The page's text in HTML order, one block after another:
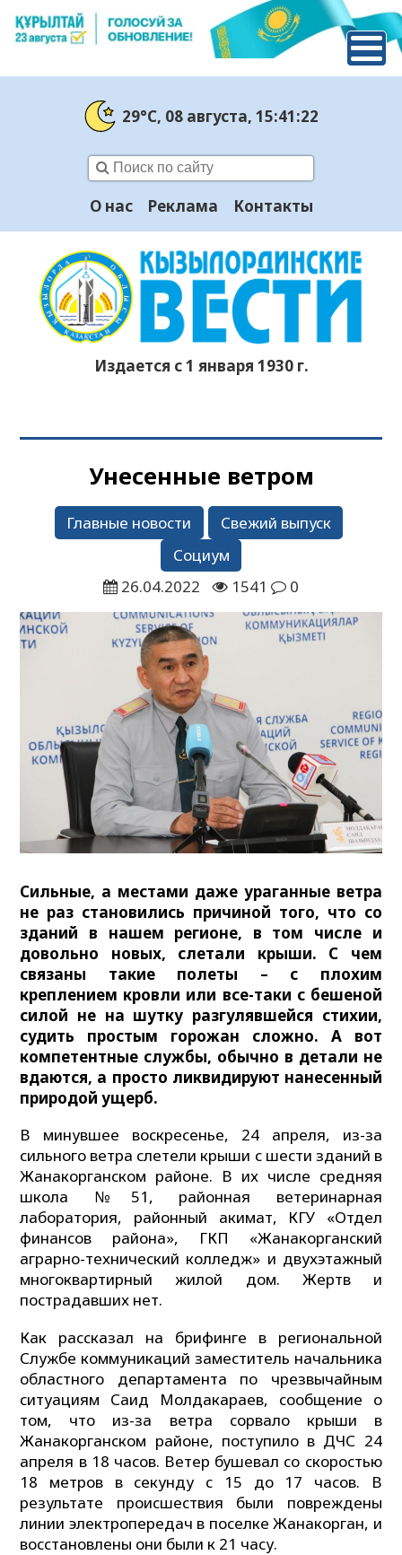
29°C, 08 августа, 15:41:22
О нас Реклама Контакты
Издается с 1 января 1930 г.
Унесенные ветром
Главные новости
Свежий выпуск
Социум
26.04.2022
1541 0
Сильные, а местами даже ураганные ветра
не раз становились причиной того, что со
зданий в нашем регионе, в том числе и
довольно новых, слетали крыши. С чем
связаны такие полеты – с плохим
креплением кровли или все-таки с бешеной
силой не на шутку разгулявшейся стихии,
судить простым горожан сложно. А вот
компетентные службы, обычно в детали не
вдаются, а просто ликвидируют нанесенный
природой ущерб.
В минувшее воскресенье, 24 апреля, из-за
сильного ветра слетели крыши с шести зданий в
Жанакорганском районе. В их числе средняя
школа №51, районная ветеринарная
лаборатория, районный акимат, КГУ «Отдел
финансов района», ГКП «Жанакорганский
аграрно-технический колледж» и двухэтажный
многоквартирный жилой дом. Жертв и
пострадавших нет.
Как рассказал на брифинге в региональной
Службе коммуникаций заместитель начальника
областного департамента по чрезвычайным
ситуациям Саид Молдакараев, сообщение о
том, что из-за ветра сорвало крыши в
Жанакорганском районе, поступило в ДЧС 24
апреля в 18 часов. Ветер бушевал со скоростью
18 метров в секунду с 15 до 17 часов. В
результате происшествия были повреждены
линии электропередач в поселке Жанакорган, и
восстановлены они были к 21 часу.